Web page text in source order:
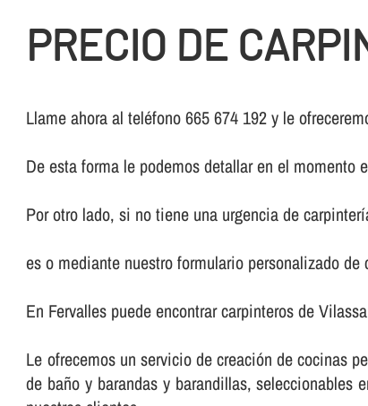
PRECIO DE
Llame ahora al teléfono 665 674 192 y le
De esta forma le podemos detallar en el
Por otro lado, si no tiene una urgencia de
es o mediante nuestro formulario personalizado de
En Fervalles puede encontrar carpinteros de
Le ofrecemos un servicio de creación de cocinas
de baño y barandas y barandillas, seleccionables